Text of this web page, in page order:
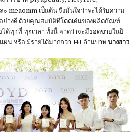
meaomm เป็นต้น จึงมั่นใจว่าจะได้รับความ
ย่างดี ด้วยคุณสมบัติที่โดดเด่นของผลิตภัณฑ์
ด้ทุกที่ ทุกเวลา ทั้งนี้ คาดว่าจะมียอดขายในปี
น หรือ มีรายได้มากกว่า 141 ล้านบาท นางสาว